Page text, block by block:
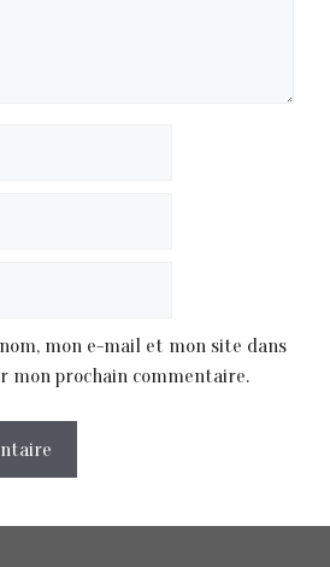
mon e-mail et mon site dans
mon prochain commentaire.